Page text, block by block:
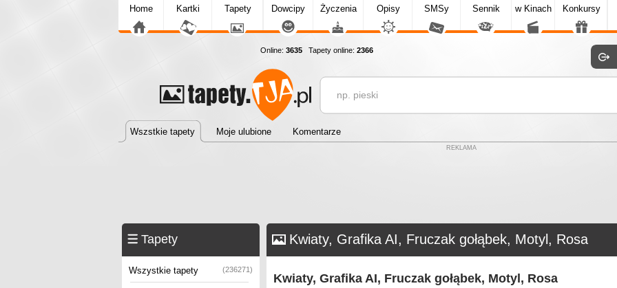
Home Kartki Tapety Dowcipy Życzenia Opisy SMSy Sennik w Kinach Konkursy
Online: 3635 Tapety online: 2366
Wszstkie tapety Moje ulubione Komentarze
REKLAMA
Tapety
Wszystkie tapety (236271)
Kwiaty, Grafika AI, Fruczak gołąbek, Motyl, Rosa
Kwiaty, Grafika AI, Fruczak gołąbek, Motyl, Rosa